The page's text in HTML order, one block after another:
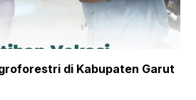
di Kabupaten Garut